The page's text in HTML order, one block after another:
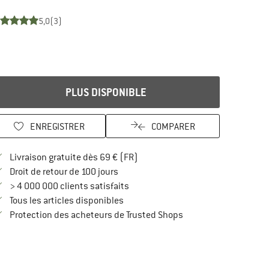
5,0(3)
PLUS DISPONIBLE
ENREGISTRER COMPARER
Livraison gratuite dès 69 € (FR)
Droit de retour de 100 joursTrouve les informations de
> 4 000 000 clients satisfaits
Tous les articles disponibles
Protection des acheteurs de Trusted ShopsTrouve toutes les